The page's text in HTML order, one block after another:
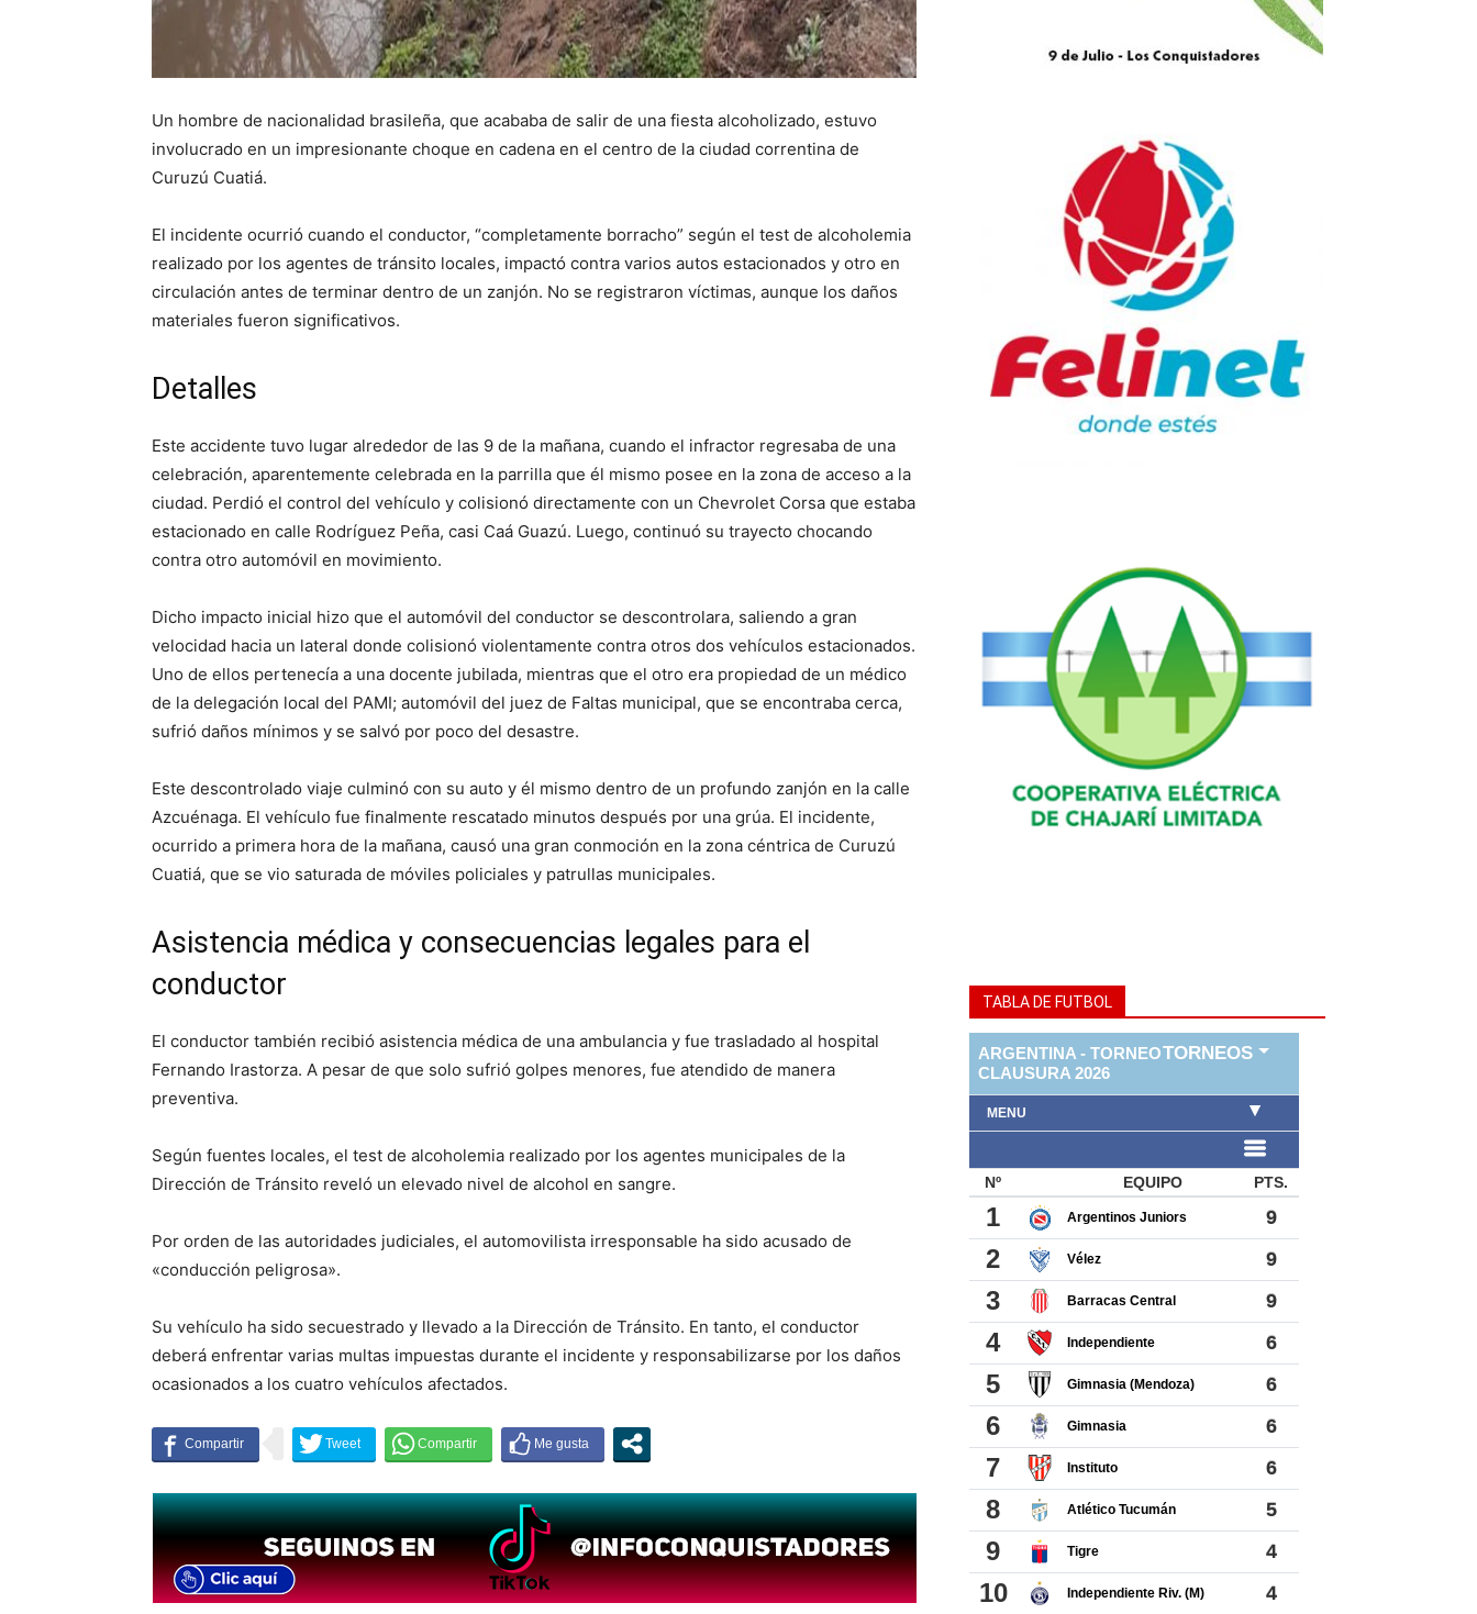
Un hombre de nacionalidad brasileña, que acababa de salir de una fiesta alcoholizado, estuvo
involucrado en un impresionante choque en cadena en el centro de la ciudad correntina de
Curuzú Cuatiá.
El incidente ocurrió cuando el conductor, “completamente borracho” según el test de alcoholemia
realizado por los agentes de tránsito locales, impactó contra varios autos estacionados y otro en
circulación antes de terminar dentro de un zanjón. No se registraron víctimas, aunque los daños
materiales fueron significativos.
Detalles
Este accidente tuvo lugar alrededor de las 9 de la mañana, cuando el infractor regresaba de una
celebración, aparentemente celebrada en la parrilla que él mismo posee en la zona de acceso a la
ciudad. Perdió el control del vehículo y colisionó directamente con un Chevrolet Corsa que estaba
estacionado en calle Rodríguez Peña, casi Caá Guazú. Luego, continuó su trayecto chocando
contra otro automóvil en movimiento.
Dicho impacto inicial hizo que el automóvil del conductor se descontrolara, saliendo a gran
velocidad hacia un lateral donde colisionó violentamente contra otros dos vehículos estacionados.
Uno de ellos pertenecía a una docente jubilada, mientras que el otro era propiedad de un médico
de la delegación local del PAMI; automóvil del juez de Faltas municipal, que se encontraba cerca,
sufrió daños mínimos y se salvó por poco del desastre.
Este descontrolado viaje culminó con su auto y él mismo dentro de un profundo zanjón en la calle
Azcuénaga. El vehículo fue finalmente rescatado minutos después por una grúa. El incidente,
ocurrido a primera hora de la mañana, causó una gran conmoción en la zona céntrica de Curuzú
Cuatiá, que se vio saturada de móviles policiales y patrullas municipales.
Asistencia médica y consecuencias legales para el
conductor
El conductor también recibió asistencia médica de una ambulancia y fue trasladado al hospital
Fernando Irastorza. A pesar de que solo sufrió golpes menores, fue atendido de manera
preventiva.
Según fuentes locales, el test de alcoholemia realizado por los agentes municipales de la
Dirección de Tránsito reveló un elevado nivel de alcohol en sangre.
Por orden de las autoridades judiciales, el automovilista irresponsable ha sido acusado de
«conducción peligrosa».
Su vehículo ha sido secuestrado y llevado a la Dirección de Tránsito. En tanto, el conductor
deberá enfrentar varias multas impuestas durante el incidente y responsabilizarse por los daños
ocasionados a los cuatro vehículos afectados.
TABLA DE FUTBOL